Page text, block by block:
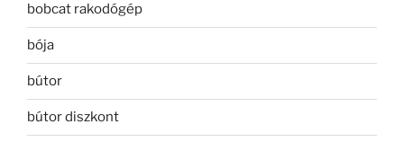
bobcat rakodógép
bója
bútor
bútor diszkont